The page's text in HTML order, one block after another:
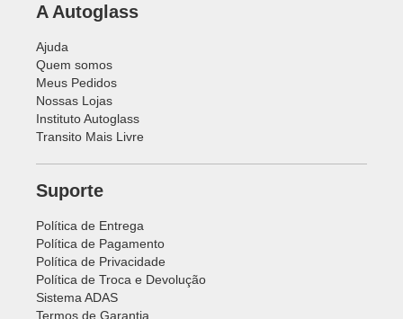
A Autoglass
Ajuda
Quem somos
Meus Pedidos
Nossas Lojas
Instituto Autoglass
Transito Mais Livre
Suporte
Política de Entrega
Política de Pagamento
Política de Privacidade
Política de Troca e Devolução
Sistema ADAS
Termos de Garantia